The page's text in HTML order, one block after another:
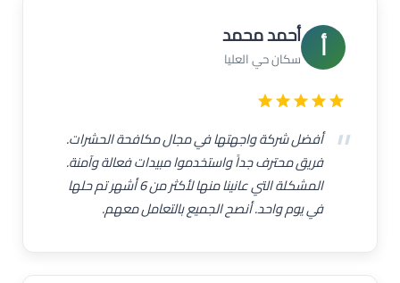
أ أحمد محمد
سكان حي العليا
أفضل شركة واجهتها في مجال مكافحة الحشرات.
فريق محترف جداً واستخدموا مبيدات فعالة وآمنة.
المشكلة التي عانينا منها لأكثر من 6 أشهر تم حلها
في يوم واحد. أنصح الجميع بالتعامل معهم.